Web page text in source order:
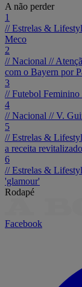
A não perder
1
// Estrelas &
Meco
2
// Nacional //
com o Bayern por
3
// Futebol Feminino
4
// Nacional //V.
5
// Estrelas &
a receita
6
// Estrelas &
'glamour'
Rodapé
Facebook